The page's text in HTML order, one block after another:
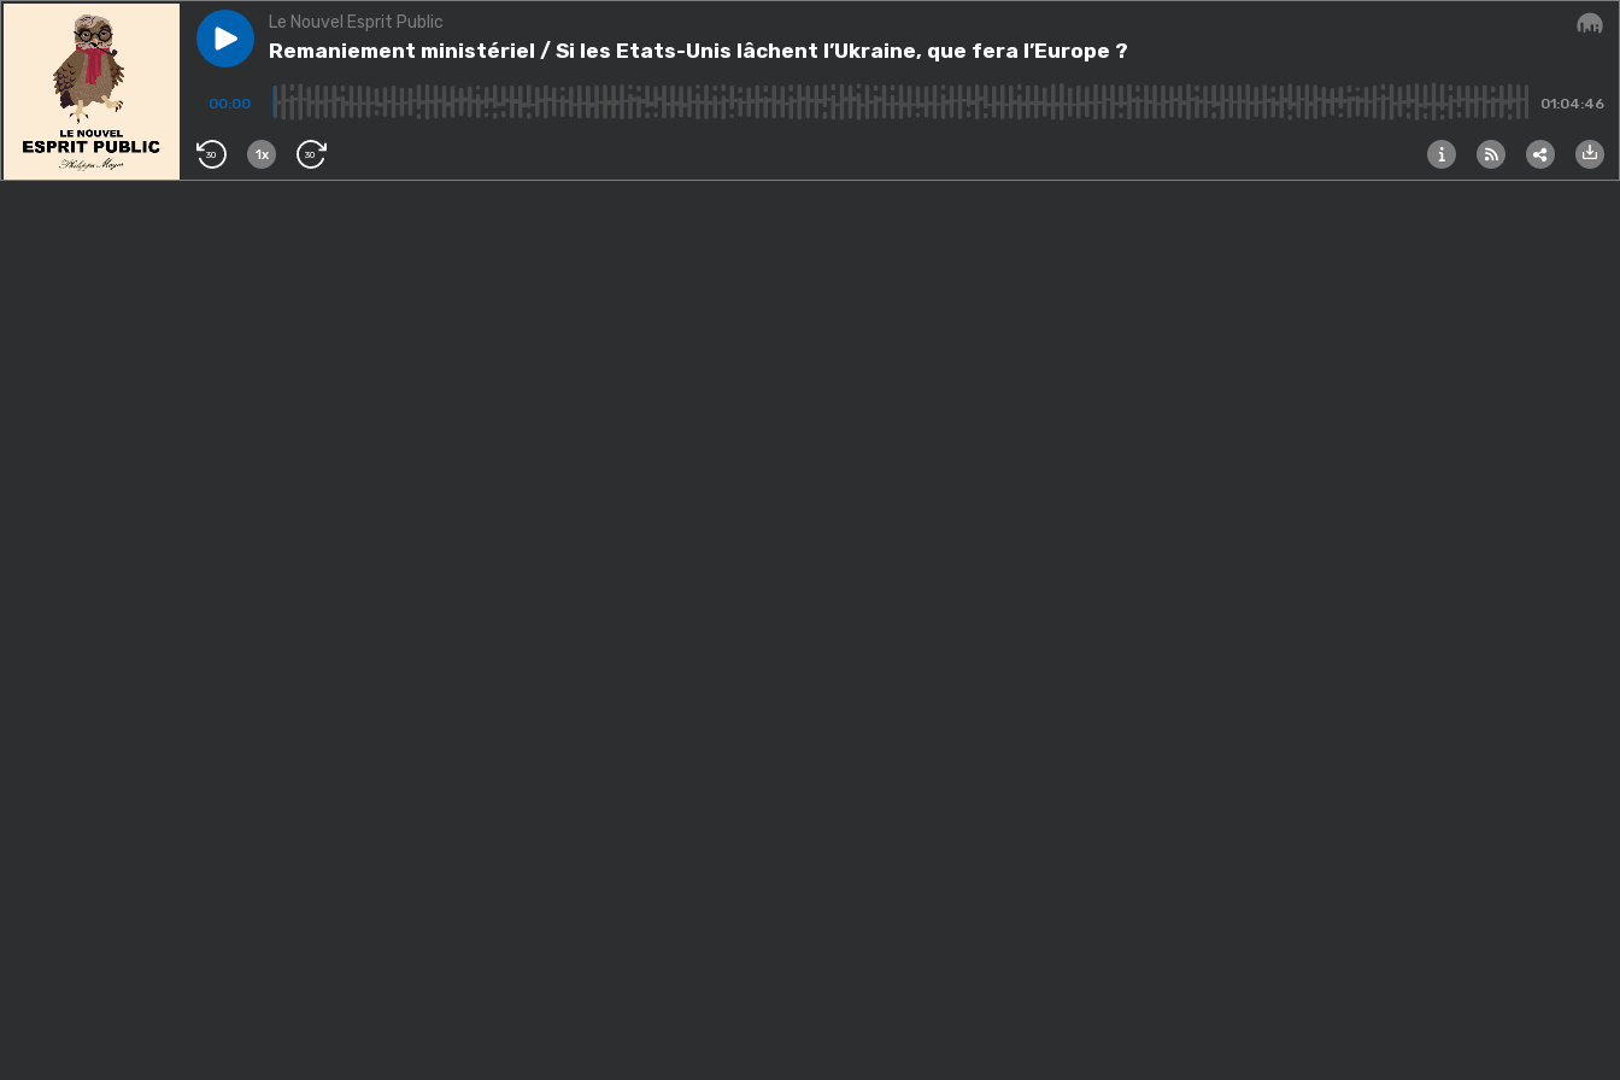
Play episodeRemaniement ministériel / Si les Etats-Unis lâchent l’Ukraine, que fera l’Europe ?
Le Nouvel Esprit Public
Remaniement ministériel / Si les Etats-Unis lâchent l’Ukraine, que fera l’Europe ?
00:00 01:04:46
30 1x 30